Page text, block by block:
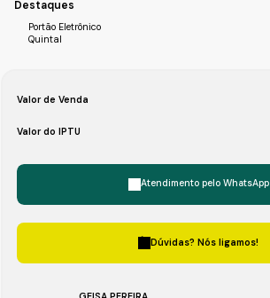
Destaques
Portão Eletrônico
Quintal
Valor de Venda
Valor do IPTU
Atendimento pelo WhatsApp
Dúvidas? Nós ligamos!